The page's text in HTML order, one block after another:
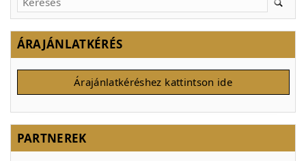
ÁRAJÁNLATKÉRÉS
Árajánlatkéréshez kattintson ide
PARTNEREK